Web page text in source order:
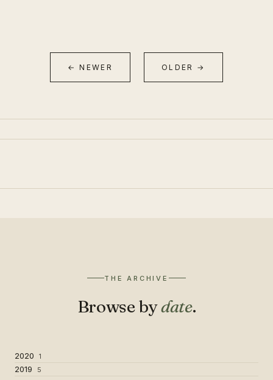
← NEWER OLDER →
THE ARCHIVE
Browse bydate.
2020 1
2019 5